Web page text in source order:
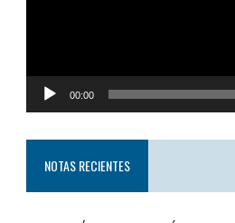
00:00
NOTAS RECIENTES